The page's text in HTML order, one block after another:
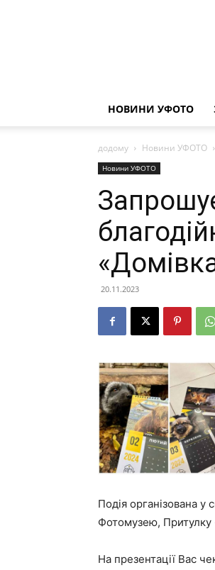
НОВИНИ УФОТО
додому Новини УФОТО
Новини УФОТО
20.11.2023
Подія організована у
Фотомузею, Притулку
На презентації Вас